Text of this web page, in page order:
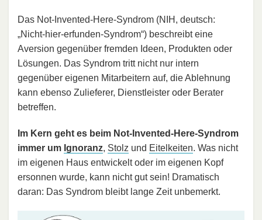
Das Not-Invented-Here-Syndrom (NIH, deutsch:
„Nicht-hier-erfunden-Syndrom“) beschreibt eine
Aversion gegenüber fremden Ideen, Produkten oder
Lösungen. Das Syndrom tritt nicht nur intern
gegenüber eigenen Mitarbeitern auf, die Ablehnung
kann ebenso Zulieferer, Dienstleister oder Berater
betreffen.
Im Kern geht es beim Not-Invented-Here-Syndrom
immer um Ignoranz, Stolz und Eitelkeiten. Was nicht
im eigenen Haus entwickelt oder im eigenen Kopf
ersonnen wurde, kann nicht gut sein! Dramatisch
daran: Das Syndrom bleibt lange Zeit unbemerkt.